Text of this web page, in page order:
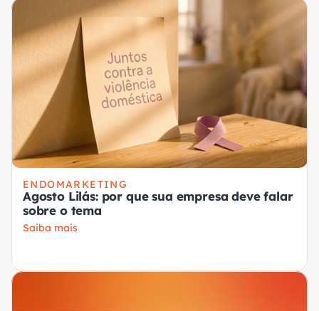
ENDOMARKETING
Agosto Lilás: por que sua empresa deve falar
sobre o tema
Saiba mais